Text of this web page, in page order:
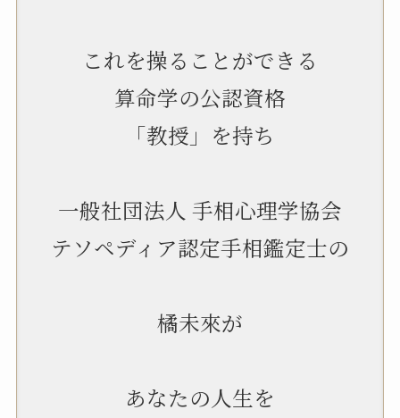
これを操ることができる
算命学の公認資格
「教授」を持ち
一般社団法人 手相心理学協会
テソペディア認定手相鑑定士の
橘未來が
あなたの人生を